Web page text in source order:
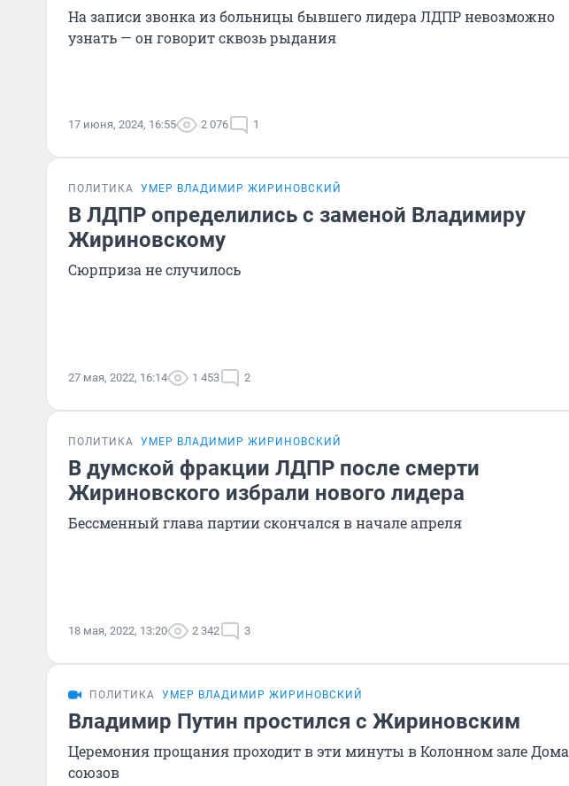
На записи звонка из больницы бывшего лидера ЛДПР невозможно
узнать — он говорит сквозь рыдания
17 июня, 2024, 16:55 2 076 1
ПОЛИТИКА УМЕР ВЛАДИМИР ЖИРИНОВСКИЙ
В ЛДПР определились с заменой Владимиру
Жириновскому
Сюрприза не случилось
27 мая, 2022, 16:14 1 453 2
ПОЛИТИКА УМЕР ВЛАДИМИР ЖИРИНОВСКИЙ
В думской фракции ЛДПР после смерти
Жириновского избрали нового лидера
Бессменный глава партии скончался в начале апреля
18 мая, 2022, 13:20 2 342 3
ПОЛИТИКА УМЕР ВЛАДИМИР ЖИРИНОВСКИЙ
Владимир Путин простился с Жириновским
Церемония прощания проходит в эти минуты в Колонном зале Дома
союзов